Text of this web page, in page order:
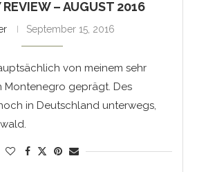
– AUGUST 2016
September 15, 2016
von meinem sehr
Montenegro geprägt. Des
in Deutschland unterwegs,